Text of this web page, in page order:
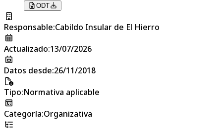
ODT
Responsable:Cabildo Insular de El Hierro
Actualizado:13/07/2026
Datos desde:26/11/2018
Tipo:Normativa aplicable
Categoría:Organizativa